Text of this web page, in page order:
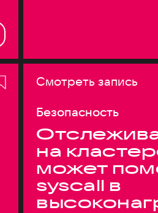
Смотреть запись
Безопасность
на
может
syscall в